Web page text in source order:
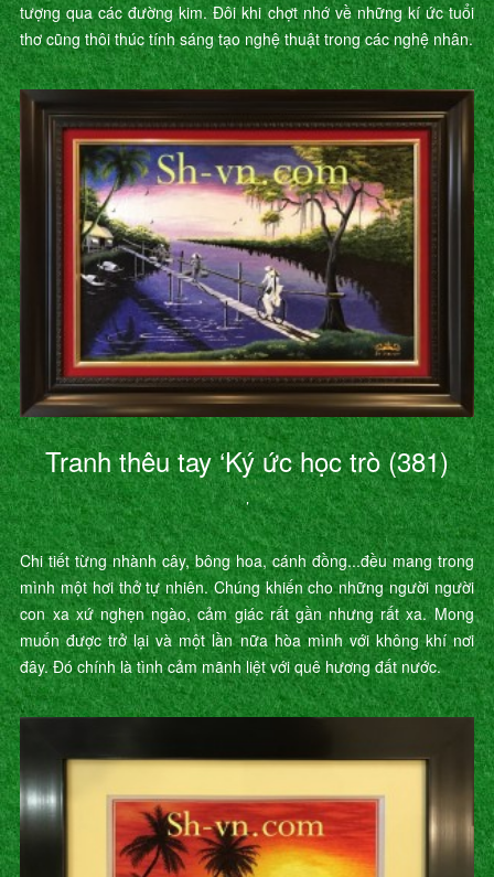
tượng qua các đường kim. Đôi khi chợt nhớ về những kí ức tuổi
thơ cũng thôi thúc tính sáng tạo nghệ thuật trong các nghệ nhân.
Tranh thêu tay ‘Ký ức học trò (381)
’
Chi tiết từng nhành cây, bông hoa, cánh đồng...đều mang trong
mình một hơi thở tự nhiên. Chúng khiến cho những người người
con xa xứ nghẹn ngào, cảm giác rất gần nhưng rất xa. Mong
muốn được trở lại và một lần nữa hòa mình với không khí nơi
đây. Đó chính là tình cảm mãnh liệt với quê hương đất nước.